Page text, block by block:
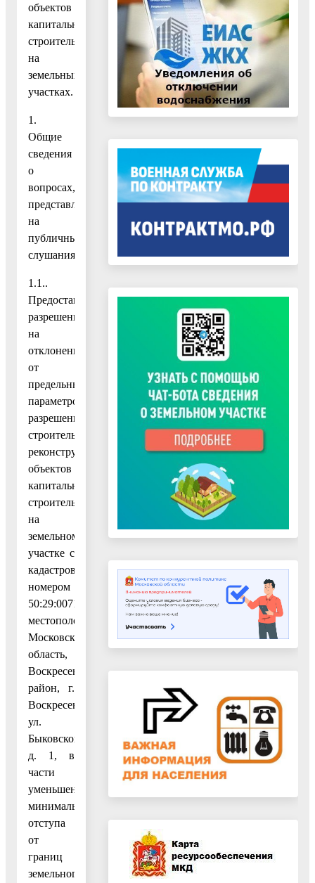
объектов
капитального
строительства
на
земельных
участках.
1.
Общие
сведения
о
вопросах,
представленных
на
публичные
слушания:
1.1..
Предоставление
разрешения
на
отклонение
от
предельных
параметров
разрешенного
строительства,
реконструкции
объектов
капитального
строительства
на
земельном
участке с
кадастровым
номером
50:29:0071606:43,
местоположение:
Московская
область,
Воскресенский
район, г.
Воскресенск,
ул.
Быковского,
д. 1, в
части
уменьшения
минимального
отступа
от
границ
земельного